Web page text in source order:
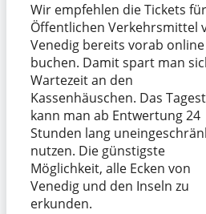
Wir empfehlen die Tickets
Öffentlichen Verkehrsmittel
Venedig bereits vorab online
buchen. Damit spart man
Wartezeit an den
Kassenhäuschen. Das
kann man ab Entwertung 24
Stunden lang
nutzen. Die günstigste
Möglichkeit, alle Ecken von
Venedig und den Inseln zu
erkunden.